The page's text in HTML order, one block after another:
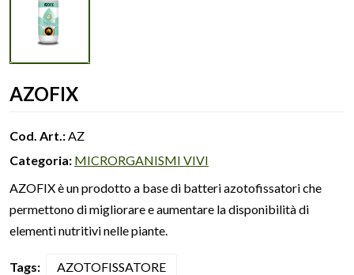
AZOFIX
Cod. Art.: AZ
Categoria: MICRORGANISMI VIVI
AZOFIX è un prodotto a base di batteri azotofissatori che
permettono di migliorare e aumentare la disponibilità di
elementi nutritivi nelle piante.
Tags: AZOTOFISSATORE